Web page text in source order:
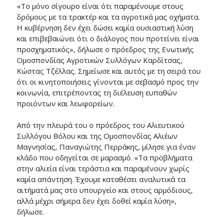
«Το μόνο σίγουρο είναι ότι παραμένουμε στους
δρόμους με τα τρακτέρ και τα αγροτικά μας οχήματα.
Η κυβέρνηση δεν έχει δώσει καμία ουσιαστική λύση
και επιβεβαιώνει ότι ο διάλογος που προτείνει είναι
προσχηματικός», δήλωσε ο πρόεδρος της Ενωτικής
Ομοσπονδίας Αγροτικών Συλλόγων Καρδίτσας,
Κώστας Τζέλλας. Σημείωσε και αυτός με τη σειρά του
ότι οι κινητοποιήσεις γίνονται με σεβασμό προς την
κοινωνία, επιτρέποντας τη διέλευση ευπαθών
προιόντων και λεωφορείων.
Από την πλευρά του ο πρόεδρος του Αλιευτικού
Συλλόγου Βόλου και της Ομοσπονδίας Αλιέων
Μαγνησίας, Παναγιώτης Περράκης, μίλησε για έναν
κλάδο που οδηγείται σε μαρασμό. «Τα προβλήματα
στην αλιεία είναι τεράστια και παραμένουν χωρίς
καμία απάντηση. Έχουμε καταθέσει αναλυτικά τα
αιτήματά μας στο υπουργείο και στους αρμόδιους,
αλλά μέχρι σήμερα δεν έχει δοθεί καμία λύση»,
δήλωσε.